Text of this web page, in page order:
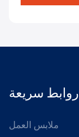
روابط سريعة
ملابس العمل